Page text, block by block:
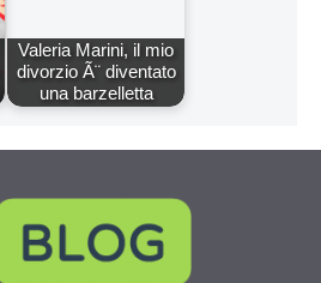
Valeria Marini, il mio
divorzio Ã¨ diventato
una barzelletta